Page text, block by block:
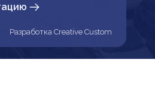
Разработка Creative Custom